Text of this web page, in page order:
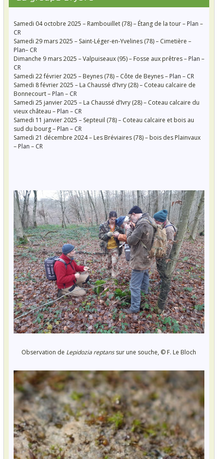
Samedi 04 octobre 2025 – Rambouillet (78) – Étang de la tour – Plan –
CR
Samedi 29 mars 2025 – Saint-Léger-en-Yvelines (78) – Cimetière –
Plan– CR
Dimanche 9 mars 2025 – Valpuiseaux (95) – Fosse aux prêtres – Plan –
CR
Samedi 22 février 2025 – Beynes (78) – Côte de Beynes – Plan – CR
Samedi 8 février 2025 – La Chaussé d’Ivry (28) – Coteau calcaire de
Bonnecourt – Plan – CR
Samedi 25 janvier 2025 – La Chaussé d’Ivry (28) – Coteau calcaire du
vieux château – Plan – CR
Samedi 11 janvier 2025 – Septeuil (78) – Coteau calcaire et bois au
sud du bourg – Plan – CR
Samedi 21 décembre 2024 – Les Bréviaires (78) – bois des Plainvaux
– Plan – CR
Observation de Lepidozia reptanssur une souche, © F. Le Bloch